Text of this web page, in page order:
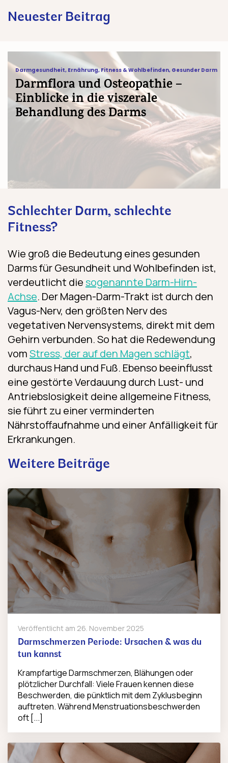
Neuester Beitrag
Darmgesundheit, Ernährung,Fitness & Wohlbefinden, Gesunder Darm
Darmflora und Osteopathie –
Einblicke in die viszerale
Behandlung des Darms
Darmflora und Osteopathie – Einblicke
Schlechter Darm, schlechte
Fitness?
Wie groß die Bedeutung eines gesunden
Darms für Gesundheit und Wohlbefinden ist,
verdeutlicht diesogenannte Darm-Hirn-
Achse. Der Magen-Darm-Trakt ist durch den
Vagus-Nerv, den größten Nerv des
vegetativen Nervensystems, direkt mit dem
Gehirn verbunden. So hat die Redewendung
vomStress, der auf den Magen schlägt,
durchaus Hand und Fuß. Ebenso beeinflusst
eine gestörte Verdauung durch Lust- und
Antriebslosigkeit deine allgemeine Fitness,
sie führt zu einer verminderten
Nährstoffaufnahme und einer Anfälligkeit für
Erkrankungen.
Weitere Beiträge
Veröffentlicht am 26. November 2025
Darmschmerzen Periode: Ursachen & was du
tun kannst
Krampfartige Darmschmerzen, Blähungen oder
plötzlicher Durchfall: Viele Frauen kennen diese
Beschwerden, die pünktlich mit dem Zyklusbeginn
auftreten. Während Menstruationsbeschwerden
oft [...]